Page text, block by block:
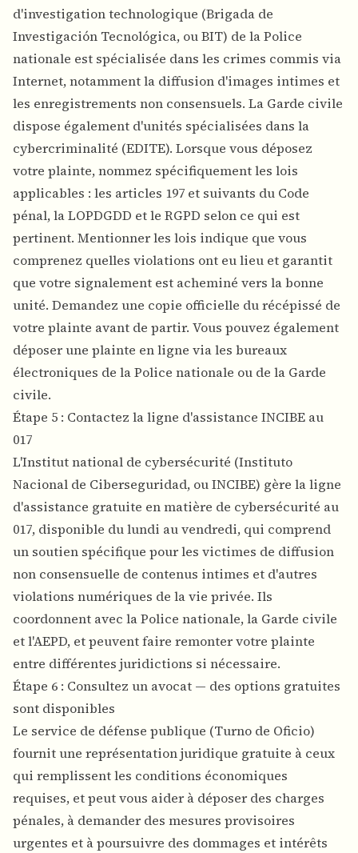
d'investigation technologique (Brigada de
Investigación Tecnológica, ou BIT) de la Police
nationale est spécialisée dans les crimes commis via
Internet, notamment la diffusion d'images intimes et
les enregistrements non consensuels. La Garde civile
dispose également d'unités spécialisées dans la
cybercriminalité (EDITE). Lorsque vous déposez
votre plainte, nommez spécifiquement les lois
applicables : les articles 197 et suivants du Code
pénal, la LOPDGDD et le RGPD selon ce qui est
pertinent. Mentionner les lois indique que vous
comprenez quelles violations ont eu lieu et garantit
que votre signalement est acheminé vers la bonne
unité. Demandez une copie officielle du récépissé de
votre plainte avant de partir. Vous pouvez également
déposer une plainte en ligne via les bureaux
électroniques de la Police nationale ou de la Garde
civile.
Étape 5 : Contactez la ligne d'assistance INCIBE au
017
L'Institut national de cybersécurité (Instituto
Nacional de Ciberseguridad, ou INCIBE) gère la ligne
d'assistance gratuite en matière de cybersécurité au
017, disponible du lundi au vendredi, qui comprend
un soutien spécifique pour les victimes de diffusion
non consensuelle de contenus intimes et d'autres
violations numériques de la vie privée. Ils
coordonnent avec la Police nationale, la Garde civile
et l'AEPD, et peuvent faire remonter votre plainte
entre différentes juridictions si nécessaire.
Étape 6 : Consultez un avocat — des options gratuites
sont disponibles
Le service de défense publique (Turno de Oficio)
fournit une représentation juridique gratuite à ceux
qui remplissent les conditions économiques
requises, et peut vous aider à déposer des charges
pénales, à demander des mesures provisoires
urgentes et à poursuivre des dommages et intérêts